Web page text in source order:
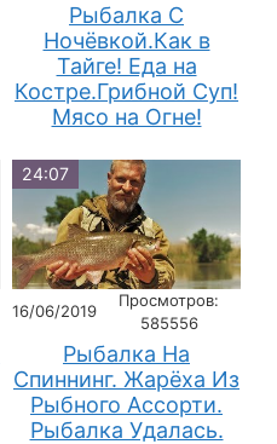
Рыбалка С
Ночёвкой.Как в
Тайге! Еда на
Костре.Грибной Суп!
Мясо на Огне!
24:07
16/06/2019
Просмотров:
585556
Рыбалка На
Спиннинг. Жарёха Из
Рыбного Ассорти.
Рыбалка Удалась.